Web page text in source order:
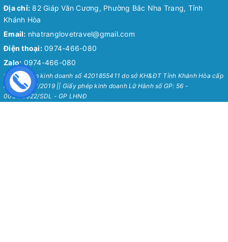
Địa chỉ: 82 Giáp Văn Cương, Phường Bắc Nha Trang, Tỉnh
Khánh Hòa
Email: nhatranglovetravel@gmail.com
Điện thoại: 0974-466-080
Zalo: 0974-466-080
* Giấy phép kinh doanh số 4201855411 do sở KH&ĐT Tỉnh Khánh Hòa cấp
ngày 24/07/2019 || Giấy phép kinh doanh Lữ Hành số GP: 56 -
0036/2022/SDL - GP LHNĐ